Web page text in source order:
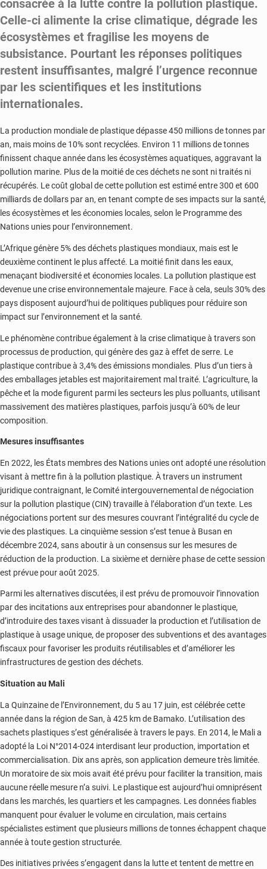
consacrée à la lutte contre la pollution plastique.
Celle-ci alimente la crise climatique, dégrade les
écosystèmes et fragilise les moyens de
subsistance. Pourtant les réponses politiques
restent insuffisantes, malgré l’urgence reconnue
par les scientifiques et les institutions
internationales.
La production mondiale de plastique dépasse 450 millions de tonnes par
an, mais moins de 10% sont recyclées. Environ 11 millions de tonnes
finissent chaque année dans les écosystèmes aquatiques, aggravant la
pollution marine. Plus de la moitié de ces déchets ne sont ni traités ni
récupérés. Le coût global de cette pollution est estimé entre 300 et 600
milliards de dollars par an, en tenant compte de ses impacts sur la santé,
les écosystèmes et les économies locales, selon le Programme des
Nations unies pour l’environnement.
L’Afrique génère 5% des déchets plastiques mondiaux, mais est le
deuxième continent le plus affecté. La moitié finit dans les eaux,
menaçant biodiversité et économies locales. La pollution plastique est
devenue une crise environnementale majeure. Face à cela, seuls 30% des
pays disposent aujourd’hui de politiques publiques pour réduire son
impact sur l’environnement et la santé.
Le phénomène contribue également à la crise climatique à travers son
processus de production, qui génère des gaz à effet de serre. Le
plastique contribue à 3,4% des émissions mondiales. Plus d’un tiers à
des emballages jetables est majoritairement mal traité. L’agriculture, la
pêche et la mode figurent parmi les secteurs les plus polluants, utilisant
massivement des matières plastiques, parfois jusqu’à 60% de leur
composition.
Mesures insuffisantes
En 2022, les États membres des Nations unies ont adopté une résolution
visant à mettre fin à la pollution plastique. À travers un instrument
juridique contraignant, le Comité intergouvernemental de négociation
sur la pollution plastique (CIN) travaille à l’élaboration d’un texte. Les
négociations portent sur des mesures couvrant l’intégralité du cycle de
vie des plastiques. La cinquième session s’est tenue à Busan en
décembre 2024, sans aboutir à un consensus sur les mesures de
réduction de la production. La sixième et dernière phase de cette session
est prévue pour août 2025.
Parmi les alternatives discutées, il est prévu de promouvoir l’innovation
par des incitations aux entreprises pour abandonner le plastique,
d’introduire des taxes visant à dissuader la production et l’utilisation de
plastique à usage unique, de proposer des subventions et des avantages
fiscaux pour favoriser les produits réutilisables et d’améliorer les
infrastructures de gestion des déchets.
Situation au Mali
La Quinzaine de l’Environnement, du 5 au 17 juin, est célébrée cette
année dans la région de San, à 425 km de Bamako. L’utilisation des
sachets plastiques s’est généralisée à travers le pays. En 2014, le Mali a
adopté la Loi N°2014-024 interdisant leur production, importation et
commercialisation. Dix ans après, son application demeure très limitée.
Un moratoire de six mois avait été prévu pour faciliter la transition, mais
aucune réelle mesure n’a suivi. Le plastique est aujourd’hui omniprésent
dans les marchés, les quartiers et les campagnes. Les données fiables
manquent pour évaluer le volume en circulation, mais certains
spécialistes estiment que plusieurs millions de tonnes échappent chaque
année à toute gestion structurée.
Des initiatives privées s’engagent dans la lutte et tentent de mettre en